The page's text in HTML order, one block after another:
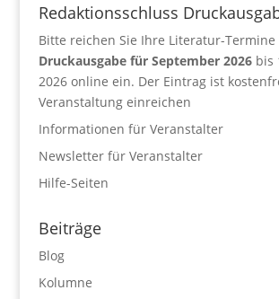
Redaktionsschluss
Bitte reichen Sie Ihre Literatur-
Druckausgabe für September 2026bis
2026 online ein. Der Eintrag ist
Veranstaltung einreichen
Informationen für Veranstalter
Newsletter für Veranstalter
Hilfe-Seiten
Beiträge
Blog
Kolumne